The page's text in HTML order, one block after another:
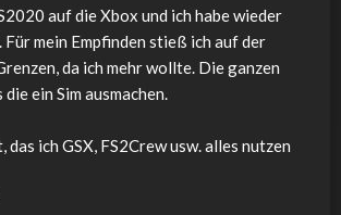
auf die Xbox und ich habe wieder
mein Empfinden stieß ich auf der
da ich mehr wollte. Die ganzen
ein Sim ausmachen.
das ich GSX, FS2Crew usw. alles nutzen